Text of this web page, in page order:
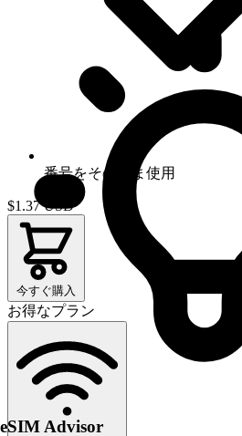
番号をそのまま使用
$1.37 USD
今すぐ購入
お得なプラン
eSIM Advisor